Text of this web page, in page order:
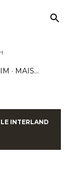
MAIS…
INTERLAND